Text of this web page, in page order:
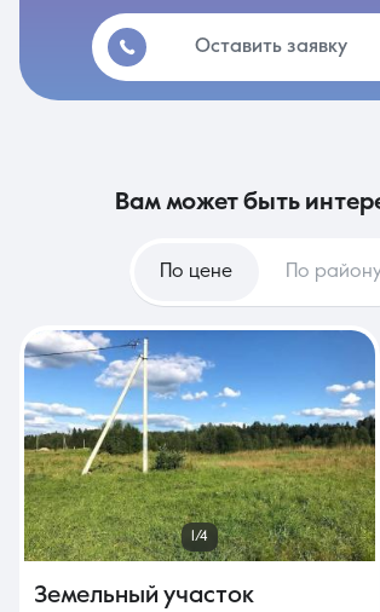
Оставить заявку
вам может быть
По цене По
1/4
Земельный участок